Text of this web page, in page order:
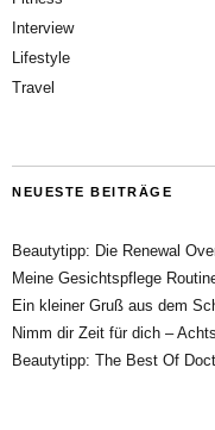
Interview
Lifestyle
Travel
NEUESTE BEITRÄGE
Beautytipp: Die Renewal
Meine Gesichtspflege
Ein kleiner Gruß aus dem
Nimm dir Zeit für dich –
Beautytipp: The Best Of